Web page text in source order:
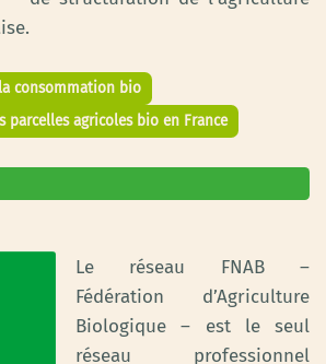
consommation bio
parcelles agricoles bio en France
Le réseau FNAB –
Fédération d’Agriculture
Biologique – est le seul
réseau professionnel